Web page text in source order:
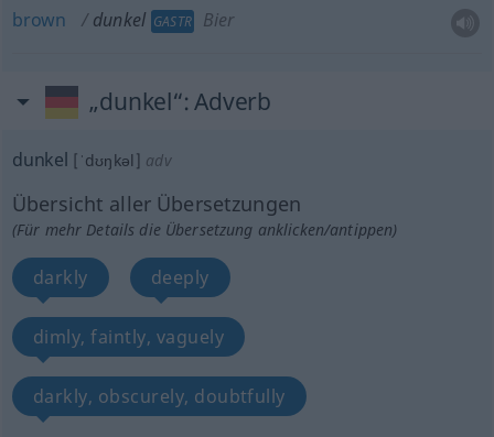
brown dunkel GASTR Bier
„dunkel“: Adverb
dunkel [ˈdʊŋkəl] adv
Übersicht aller Übersetzungen
(Für mehr Details die Übersetzung anklicken/antippen)
darkly deeply
dimly, faintly, vaguely
darkly, obscurely, doubtfully